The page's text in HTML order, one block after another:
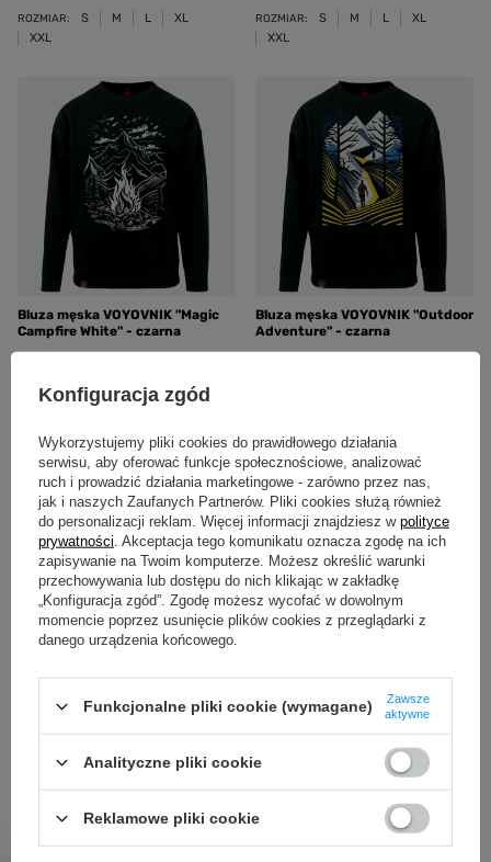
ROZMIAR: S M L
XL
XXL
ROZMIAR: S M L
XL
XXL
Bluza męska VOYOVNIK "Magic
Campfire White" - czarna
ROZMIAR: S M L
XL
Bluza męska VOYOVNIK "Outdoor
Adventure" - czarna
Rider" - czarna
119,99 zł / szt.
ROZMIAR: S M L
XL
Explorer" - czarna
119,99 zł / szt.
ROZMIAR: L
Konfiguracja zgód
Wykorzystujemy pliki cookies do prawidłowego działania
serwisu, aby oferować funkcje społecznościowe, analizować
ruch i prowadzić działania marketingowe - zarówno przez nas,
jak i naszych Zaufanych Partnerów. Pliki cookies służą również
do personalizacji reklam. Więcej informacji znajdziesz w polityce
prywatności . Akceptacja tego komunikatu oznacza zgodę na ich
zapisywanie na Twoim komputerze. Możesz określić warunki
przechowywania lub dostępu do nich klikając w zakładkę
„Konfiguracja zgód”. Zgodę możesz wycofać w dowolnym
momencie poprzez usunięcie plików cookies z przeglądarki z
danego urządzenia końcowego.
Funkcjonalne pliki cookie (wymagane)
Zawsze
aktywne
Analityczne pliki cookie
Reklamowe pliki cookie